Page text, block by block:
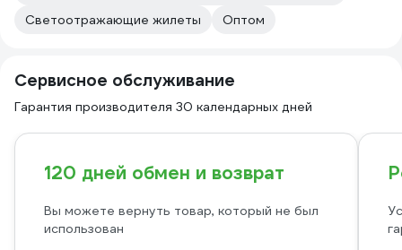
Светоотражающие жилеты
Оптом
Сервисное обслуживание
Гарантия производителя 30 календарных дней
120 дней обмен и возврат
Вы можете вернуть товар, который не был
использован